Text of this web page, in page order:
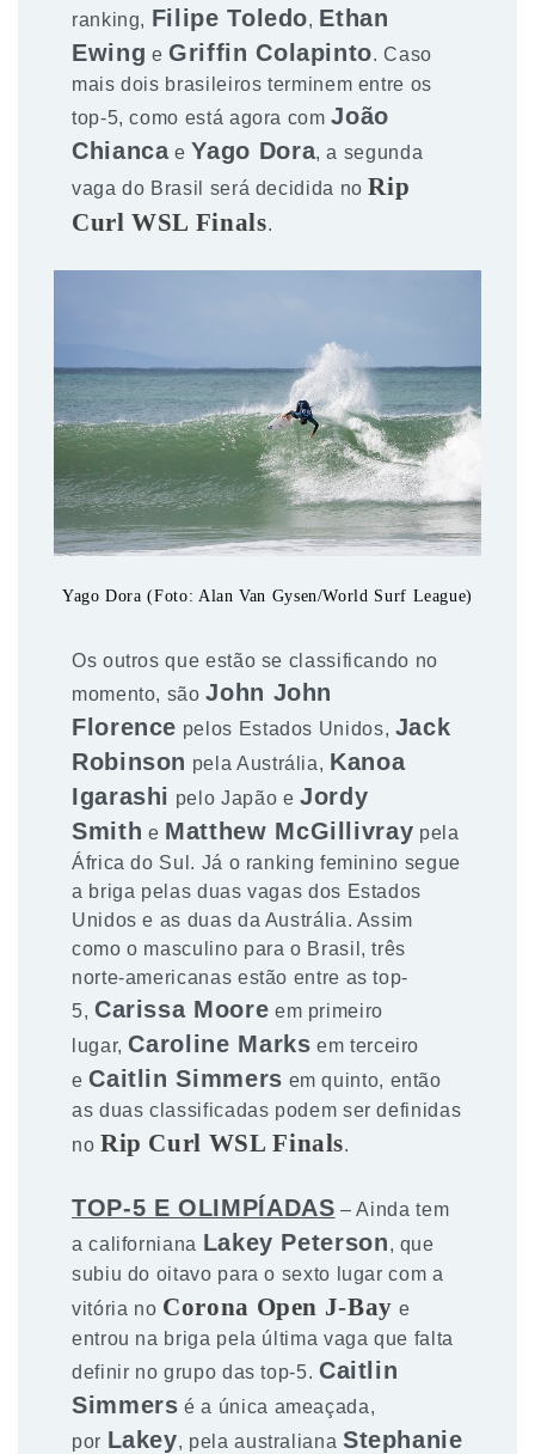
ranking, Filipe Toledo, Ethan
Ewing eGriffin Colapinto. Caso
mais dois brasileiros terminem entre os
top-5, como está agora comJoão
Chiancae Yago Dora, a segunda
vaga do Brasil será decidida no Rip
Curl WSL Finals.
Yago Dora (Foto: Alan Van Gysen/World Surf League)
Os outros que estão se classificando no
momento, sãoJohn John
Florence pelos Estados Unidos, Jack
Robinson pela Austrália, Kanoa
Igarashi pelo Japão eJordy
Smith e Matthew McGillivray pela
África do Sul. Já o ranking feminino segue
a briga pelas duas vagas dos Estados
Unidos e as duas da Austrália. Assim
como o masculino para o Brasil, três
norte-americanas estão entre as top-
5, Carissa Moore em primeiro
lugar,Caroline Marks em terceiro
eCaitlin Simmers em quinto, então
as duas classificadas podem ser definidas
no Rip Curl WSL Finals.
TOP-5 E OLIMPÍADAS – Ainda tem
a californiana Lakey Peterson, que
subiu do oitavo para o sexto lugar com a
vitória no Corona Open J-Bay e
entrou na briga pela última vaga que falta
definir no grupo das top-5. Caitlin
Simmers é a única ameaçada,
por Lakey, pela australiana Stephanie